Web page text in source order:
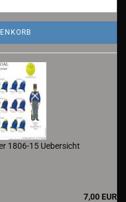
1806-15 Uebersicht
7,00 EUR